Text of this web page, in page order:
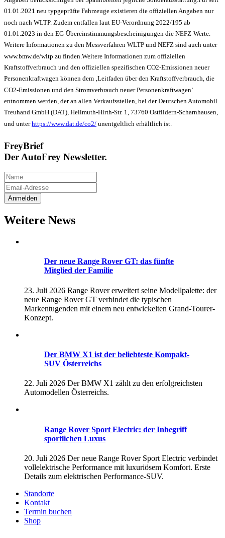
01.01.2021 neu typgeprüfte Fahrzeuge existieren die offiziellen Angaben nur
noch nach WLTP. Zudem entfallen laut EU-Verordnung 2022/195 ab
01.01.2023 in den EG-Übereinstimmungsbescheinigungen die NEFZ-Werte.
Weitere Informationen zu den Messverfahren WLTP und NEFZ sind auch unter
www.bmw.de/wltp zu finden. Weitere Informationen zum offiziellen
Kraftstoffverbrauch und den offiziellen spezifischen CO2-Emissionen neuer
Personenkraftwagen können dem ‚Leitfaden über den Kraftstoffverbrauch, die
CO2-Emissionen und den Stromverbrauch neuer Personenkraftwagen‘
entnommen werden, der an allen Verkaufsstellen, bei der Deutschen Automobil
Treuhand GmbH (DAT), Hellmuth-Hirth-Str. 1, 73760 Ostfildern-Scharnhausen,
und unterhttps://www.dat.de/co2/ unentgeltlich erhältlich ist.
FreyBrief
Der AutoFrey Newsletter.
Weitere News
Der neue Range Rover GT: das fünfte
Mitglied der Familie
23. Juli 2026 Range Rover erweitert seine Modellpalette: der
neue Range Rover GT verbindet die typischen
Markentugenden mit einem neu entwickelten Grand-Tourer-
Konzept.
Der BMW X1 ist der beliebteste Kompakt-
SUV Österreichs
22. Juli 2026 Der BMW X1 zählt zu den erfolgreichsten
Automodellen Österreichs.
Range Rover Sport Electric: der Inbegriff
sportlichen Luxus
20. Juli 2026 Der neue Range Rover Sport Electric verbindet
vollelektrische Performance mit luxuriösem Komfort. Erste
Details zum elektrischen Performance-SUV.
Standorte
Kontakt
Termin buchen
Shop